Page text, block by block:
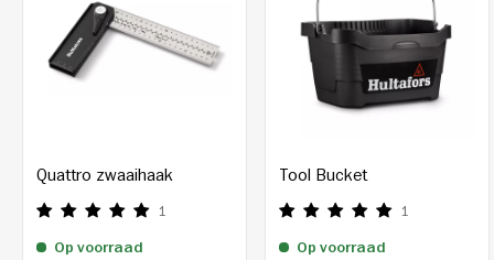
Quattro zwaaihaak
1
Op voorraad
Tool Bucket
1
Op voorraad